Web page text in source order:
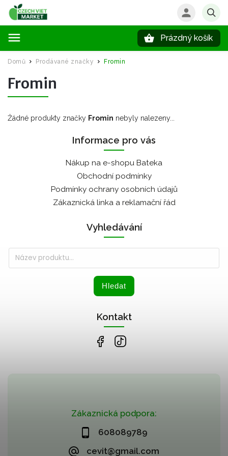
Prázdný košík
Domů / Prodávané značky / Fromin
Fromin
Žádné produkty značky Fromin nebyly nalezeny...
Zákaznická podpora:
608089789
cevit@gmail.com
Informace pro vás
Nákup na e-shopu Bateka
Obchodní podmínky
Podmínky ochrany osobních údajů
Zákaznická linka a reklamační řád
Vyhledávání
Hledat
Kontakt